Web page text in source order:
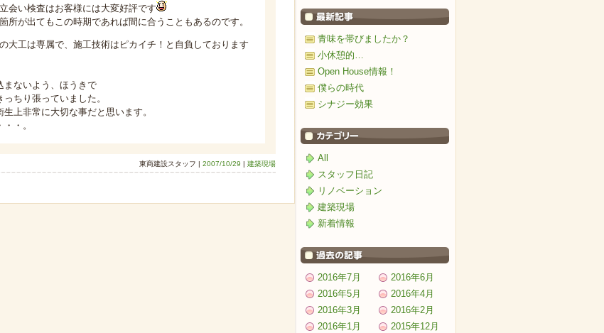
会い検査はお客様には大変好評です
所が出てもこの時期であれば間に合うこともあるのです。
大工は専属で、施工技術はピカイチ！と自負しております
まないよう、ほうきで
ちり張っていました。
上非常に大切な事だと思います。
・。
東商建設スタッフ | 2007/10/29 | 建築現場
青味を帯びましたか？
小休憩的…
Open House情報！
僕らの時代
シナジー効果
All
スタッフ日記
リノベーション
建築現場
新着情報
2016年7月
2016年6月
2016年5月
2016年4月
2016年3月
2016年2月
2016年1月
2015年12月